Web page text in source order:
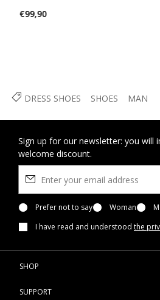
DRESS SHOES SHOES MAN
€99,90
Sign up for our newsletter: you will
welcome discount.
Prefer not to say Woman
I have read and understood the
SHOP
SUPPORT